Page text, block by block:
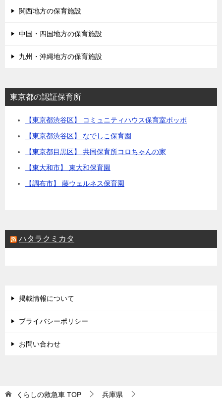
関西地方の保育施設
中国・四国地方の保育施設
九州・沖縄地方の保育施設
東京都の認証保育所
【東京都渋谷区】 コミュニティハウス保育室ポッポ
【東京都渋谷区】 なでしこ保育園
【東京都目黒区】 共同保育所コロちゃんの家
【東大和市】 東大和保育園
【調布市】 藤ウェルネス保育園
ハタラクミカタ
掲載情報について
プライバシーポリシー
お問い合わせ
くらしの救急車 TOP 兵庫県